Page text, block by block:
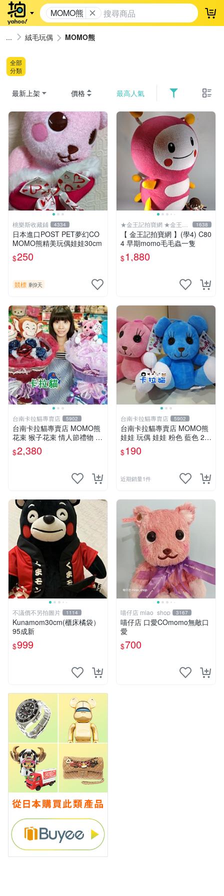
MOMO熊 登
絨毛玩偶 MOMO熊
全部
分類
最新上架 價格 最高人氣
桃樂斯收藏鋪 4334
日本進口POST PET夢幻CO
MOMO熊精美玩偶娃娃30cm
$250
競標 剩9天
★金王記拍寶網 ★金王記
拍寶趣
1638
【 金王記拍寶網 】(學4) C80
4 早期momo毛毛蟲一隻
$1,880
台南卡拉貓專賣店 5902
台南卡拉貓專賣店 MOMO熊
花束 猴子花束 情人節禮物 二
選一 可繡字 可今天寄明天到
$2,380
台南卡拉貓專賣店 5902
台南卡拉貓專賣店 MOMO熊
娃娃 玩偶 娃娃 粉色 藍色 2色
分售
$190
近期銷量1件
不議價不另拍圖片 1114
Kunamom30cm(櫃床橘袋）
95成新
$999
喵仔店 miao_shop 3167
喵仔店 口愛COmomo無敵口
愛
$700